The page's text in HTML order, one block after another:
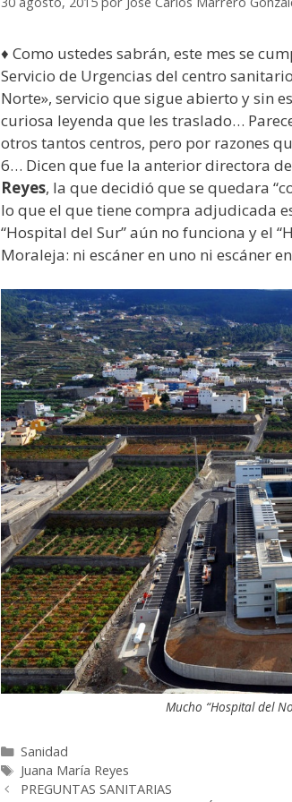
♦ Como ustedes sabrán, este mes se
Servicio de Urgencias del centro
Norte», servicio que sigue abierto y sin
curiosa leyenda que les traslado…
otros tantos centros, pero por razones
6… Dicen que fue la anterior directora
Reyes, la que decidió que se quedara
lo que el que tiene compra adjudicada
“Hospital del Sur” aún no funciona y el
Moraleja: ni escáner en uno ni escáner
Mucho “Hospital del
Categorías
Sanidad
Etiquetas
Juana María Reyes
PREGUNTAS SANITARIAS